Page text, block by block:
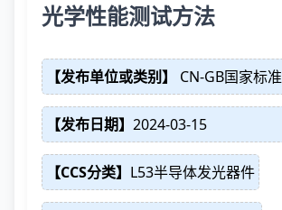
光学性能测试方法
【发布单位或类别】 CN-GB国家标准
【发布日期】 2024-03-15
【CCS分类】 L53半导体发光器件